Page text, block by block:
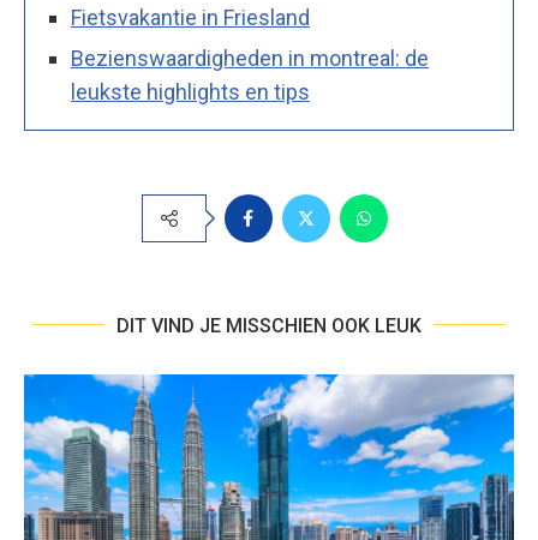
Fietsvakantie in Friesland
Bezienswaardigheden in montreal: de
leukste highlights en tips
DIT VIND JE MISSCHIEN OOK LEUK